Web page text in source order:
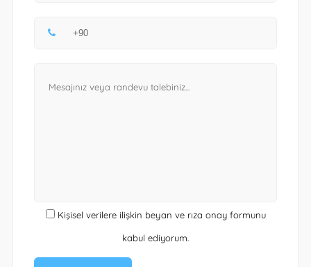
Kişisel verilere ilişkin beyan ve rıza onay formunu
kabul ediyorum.